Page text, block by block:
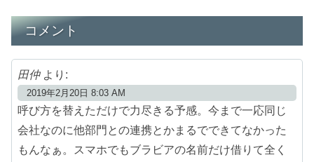
コメント
田仲 より:
2019年2月20日 8:03 AM
呼び方を替えただけで力尽きる予感。今まで一応同じ
会社なのに他部門との連携とかまるでできてなかった
もんなぁ。スマホでもブラビアの名前だけ借りて全く